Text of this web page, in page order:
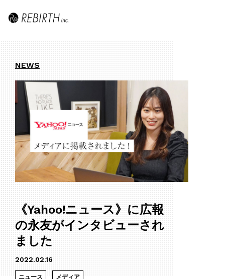
NEWS
《Yahoo!ニュース》に広報
の永友がインタビューされ
ました
2022.02.16
ニュース メディア